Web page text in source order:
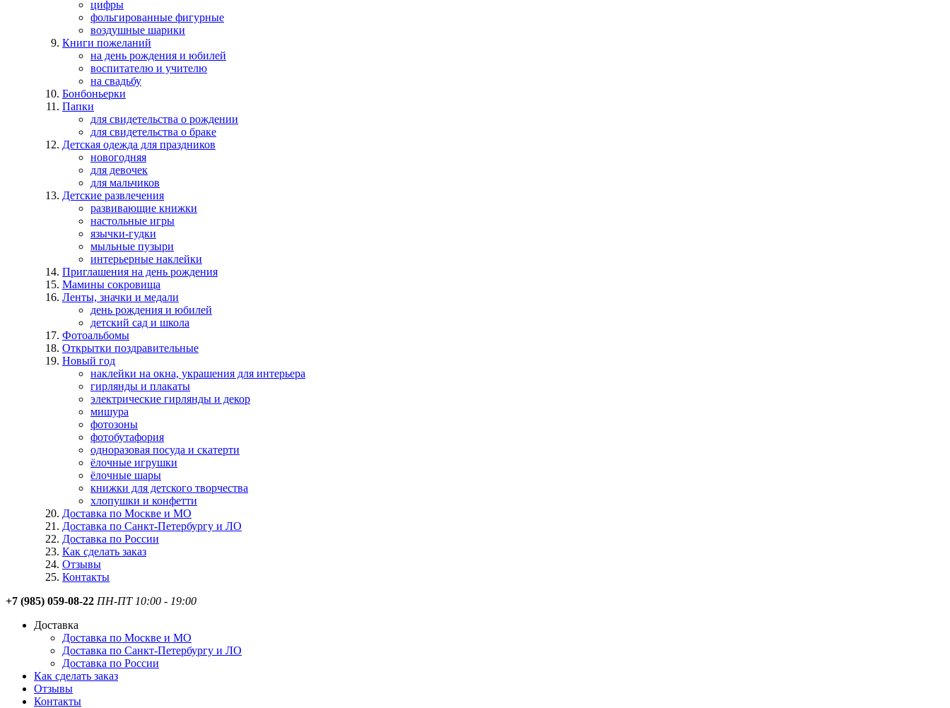
цифры
фольгированные фигурные
воздушные шарики
Книги пожеланий
на день рождения и юбилей
воспитателю и учителю
на свадьбу
Бонбоньерки
Папки
для свидетельства о рождении
для свидетельства о браке
Детская одежда для праздников
новогодняя
для девочек
для мальчиков
Детские развлечения
развивающие книжки
настольные игры
язычки-гудки
мыльные пузыри
интерьерные наклейки
Приглашения на день рождения
Мамины сокровища
Ленты, значки и медали
день рождения и юбилей
детский сад и школа
Фотоальбомы
Открытки поздравительные
Новый год
наклейки на окна, украшения для интерьера
гирлянды и плакаты
электрические гирлянды и декор
мишура
фотозоны
фотобутафория
одноразовая посуда и скатерти
ёлочные игрушки
ёлочные шары
книжки для детского творчества
хлопушки и конфетти
Доставка по Москве и МО
Доставка по Санкт-Петербургу и ЛО
Доставка по России
Как сделать заказ
Отзывы
Контакты
+7 (985) 059-08-22 ПН-ПТ 10:00 - 19:00
Доставка
Доставка по Москве и МО
Доставка по Санкт-Петербургу и ЛО
Доставка по России
Как сделать заказ
Отзывы
Контакты